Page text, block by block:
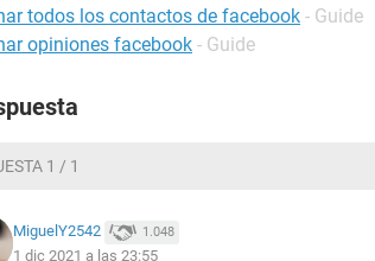
todos los contactos de facebook - Guide
opiniones facebook - Guide
1 / 1
MiguelY2542 1.048
1 dic 2021 a las 23:55